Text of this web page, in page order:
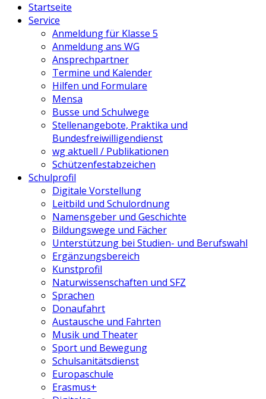
Startseite
Service
Anmeldung für Klasse 5
Anmeldung ans WG
Ansprechpartner
Termine und Kalender
Hilfen und Formulare
Mensa
Busse und Schulwege
Stellenangebote, Praktika und
Bundesfreiwilligendienst
wg aktuell / Publikationen
Schützenfestabzeichen
Schulprofil
Digitale Vorstellung
Leitbild und Schulordnung
Namensgeber und Geschichte
Bildungswege und Fächer
Unterstützung bei Studien- und Berufswahl
Ergänzungsbereich
Kunstprofil
Naturwissenschaften und SFZ
Sprachen
Donaufahrt
Austausche und Fahrten
Musik und Theater
Sport und Bewegung
Schulsanitätsdienst
Europaschule
Erasmus+